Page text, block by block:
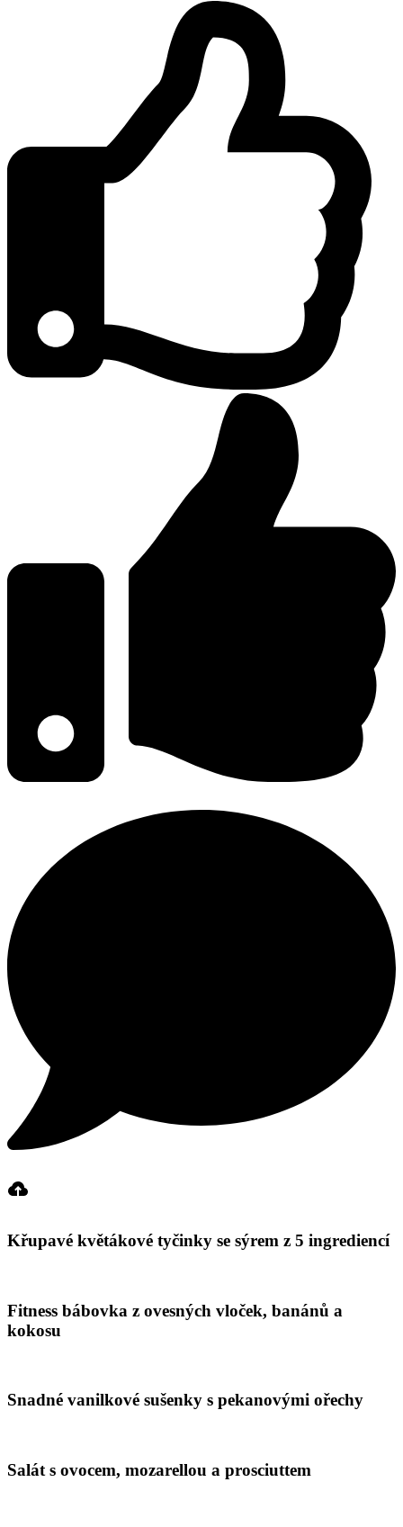
Křupavé květákové tyčinky se sýrem z 5 ingrediencí
Fitness bábovka z ovesných vloček, banánů a
kokosu
Snadné vanilkové sušenky s pekanovými ořechy
Salát s ovocem, mozarellou a prosciuttem